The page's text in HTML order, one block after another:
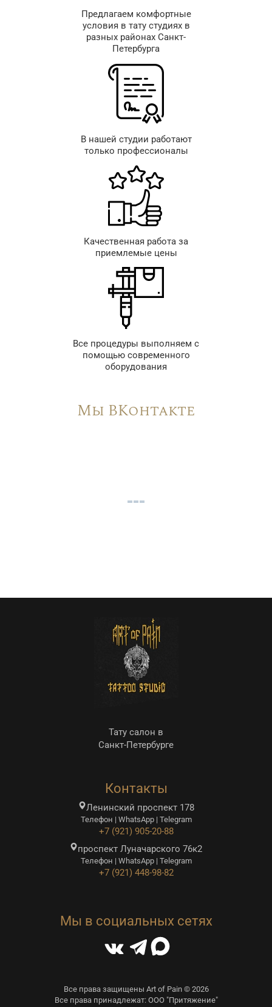
Предлагаем комфортные
условия в тату студиях в
разных районах Санкт-
Петербурга
В нашей студии работают
только профессионалы
Качественная работа за
приемлемые цены
Все процедуры выполняем с
помощью современного
оборудования
Мы ВКонтакте
Тату салон в
Санкт-Петербурге
Контакты
Ленинский проспект 178
Телефон | WhatsApp | Telegram
+7 (921) 905-20-88
проспект Луначарского 76к2
Телефон | WhatsApp | Telegram
+7 (921) 448-98-82
Мы в социальных сетях
Все права защищены Art of Pain © 2026
Все права принадлежат: ООО "Притяжение"